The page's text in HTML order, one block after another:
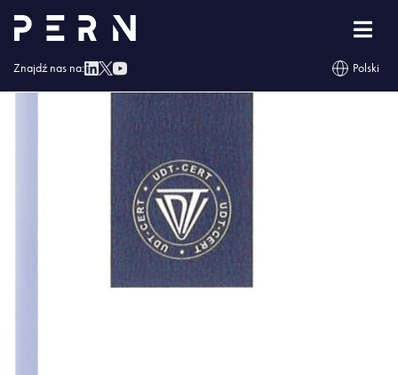
Znajdź nas na: Polski
CERTYFIKAT ISO 22301